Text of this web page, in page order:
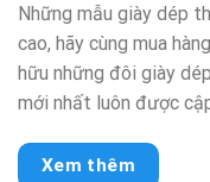
Những mẫu giày dép
cao, hãy cùng mua
hữu những đôi giày
mới nhất luôn được
Xem thêm